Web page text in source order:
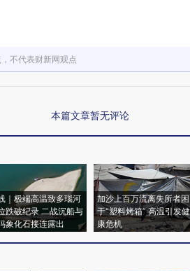
不代表财新网观点
本篇文章暂无评论
｜极端高温致多瑙河
跌破纪录 二战沉船与
象化石接连露出
加沙上百万流离失所者困
于“塑料烤箱” 高温引发健
康危机